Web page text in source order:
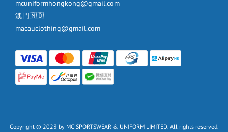
mcuniformhongkong@gmail.com
澳門🇲🇴
macauclothing@gmail.com
Copyright © 2023 by MC SPORTSWEAR & UNIFORM LIMITED. All rights reserved.